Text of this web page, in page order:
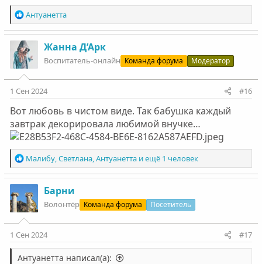
Р
е
а
к
ц
и
и
:
Антуанетта
Жанна Д’Арк
Воспитатель-онлайн Команда форума Модератор
1 Сен 2024 #16
Вот любовь в чистом виде. Так бабушка каждый
завтрак декорировала любимой внучке…
Р
е
а
к
ц
и
и
:
Малибу,Светлана,Антуанеттаи ещё 1 человек
Барни
Волонтëр Команда форума Посетитель
1 Сен 2024 #17
Антуанетта написал(а):